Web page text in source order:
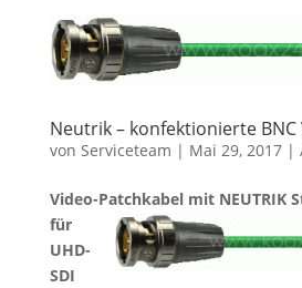
Neutrik – konfektionierte BNC
von Serviceteam | Mai 29, 2017|
Video-Patchkabel mit NEUTRIK
für
UHD-
SDI